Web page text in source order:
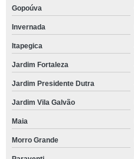
Gopoúva
Invernada
Itapegica
Jardim Fortaleza
Jardim Presidente Dutra
Jardim Vila Galvão
Maia
Morro Grande